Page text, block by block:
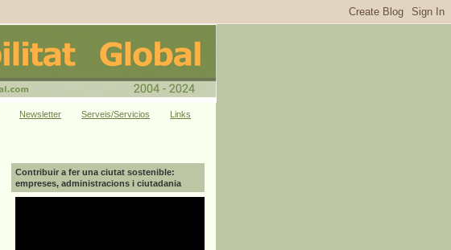
Newsletter Serveis/Servicios Links
Contribuir a fer una ciutat sostenible:
empreses, administracions i ciutadania